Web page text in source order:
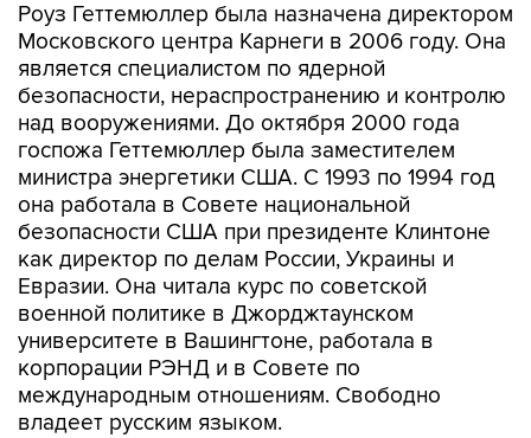
Роуз Геттемюллер была назначена директором
Московского центра Карнеги в 2006 году. Она
является специалистом по ядерной
безопасности, нераспространению и контролю
над вооружениями. До октября 2000 года
госпожа Геттемюллер была заместителем
министра энергетики США. С 1993 по 1994 год
она работала в Совете национальной
безопасности США при президенте Клинтоне
как директор по делам России, Украины и
Евразии. Она читала курс по советской
военной политике в Джорджтаунском
университете в Вашингтоне, работала в
корпорации РЭНД и в Совете по
международным отношениям. Свободно
владеет русским языком.